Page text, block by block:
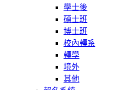
學士後
碩士班
博士班
校內轉系
轉學
境外
其他